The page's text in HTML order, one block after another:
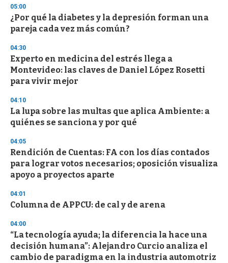
d
05:00
¿Por qué la diabetes y la depresión forman una
pareja cada vez más común?
04:30
Experto en medicina del estrés llega a
Montevideo: las claves de Daniel López Rosetti
para vivir mejor
04:10
La lupa sobre las multas que aplica Ambiente: a
quiénes se sanciona y por qué
04:05
Rendición de Cuentas: FA con los días contados
para lograr votos necesarios; oposición visualiza
apoyo a proyectos aparte
04:01
Columna de APPCU: de cal y de arena
04:00
“La tecnología ayuda; la diferencia la hace una
decisión humana”: Alejandro Curcio analiza el
cambio de paradigma en la industria automotriz